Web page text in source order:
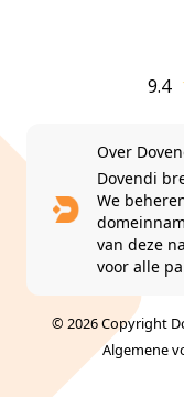
9.4
Over
Dovendi
We
van deze
voor alle
© 2026 Copyright
Algemene